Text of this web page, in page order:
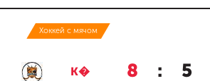
Хоккей с мячом
К� 8 : 5